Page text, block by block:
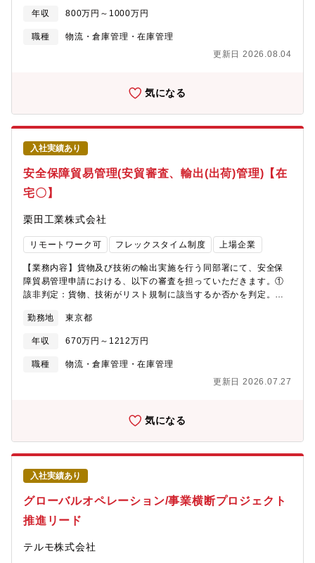
○2020年11月には社会・経済の変貌や価値観の急速な変化を見据
ました。従来の事業領域の枠を超えた「暮らしの豊かさ」「脱
CO2」「防災・減災」という社会課題の解決を目的とした成長事
産業と社会を支えていきます。
が多いです。フレックス勤務可能なため柔軟な働き方が可能です
残業状況：残業状況：20-30h 繁忙期：40h 【募集背景】事業拡
門が社内で担う機能とミッション】当社の販売物流管理部に所属
びその部品に関する、海外顧客向けの輸出手続きに至るまでの物
流管理全般、売上・仕入計上全般、在庫管理などの業務およびそ
の業務改善を主に担っていただきます。また、輸出手配を行うグ
ループと密接に関係しているため、輸出通関や輸出規制に関わる
知識も備えていただきます。【企業の魅力】 半導体市場はAI・デ
ータセンター・先端ロジック半導体への旺盛な投資を背景に、新
たな成長フェーズを迎えています。同社は世界トップクラス・国
内No.1の半導体製造装置メーカーであり、半導体製造工程におけ
る4つの連続工程（塗布・現像、エッチング、成膜、洗浄）に装置
術力を強みに高い収益性を維持しており、その利益を積極的に設
向上と企業成長を実現しています。また、「企業の成長は人、社
な評価制度、風通しの良い企業文化を大切にしています。2025年
実績（2025年3月期）売上高：2兆4,315億円（前期比+32.8%）
営業利益：6,973億円営業利益率：約28.7％過去最高業績を更新
し、AI・先端半導体需要を追い風にさらなる成長を継続。平均年
準。営業利益率は約**29％**と、日本の製造業平均（約5％前後）
み、国内外の投資家から高い評価を受ける企業として知られてい
なオペレーション体制の構築を担うポジションです。少人数組織
におけるプレイングマネージャーとして、自ら物流実務にも携わ
りながら、業務改善、SOP整備、在庫管理強化および継続的なオ
適化やSyteLineを活用した物流オペレーションへの移行、将来的
管理や在庫データ管理、業務ルール整備を通じて、物流とシステ
ムが連動する強固な物流基盤の構築をリードいただきます。【ミ
ッション】■物流業務の標準化・仕組み化■在庫管理、出荷、輸出
入業務の運用ルール確立■ERPを活用した効率的な物流オペレーシ
ョンの定着【具体的な業務内容】1. 物流オペレーション実務（50
－60%）■出荷手配・出荷指示■入出庫処理■在庫管理■配送手配、
進捗管理■輸出入・通関関連業務※物流オペレーション全体を担当
※SyteLineを用いた業務実行を前提とします。2. 業務改善・標準
化（30－40%）■出荷・在庫・輸出入プロセスの可視化■SOP（標
出庫・配送フローの標準化■各種改善プロジェクト推進3. マスター
データ・在庫管理基盤の構築および管理（10－20%）■在庫・出
荷データの維持管理■ERP上での進捗管理■課題抽出および改善提
ジャー1名、Operation Coordinator 9名、ロジスティクス担当1
名）【魅力】■物流実務だけでなく、業務改善・標準化にも挑戦で
きます。■ERP活用による業務改革の中心メンバーとして活躍でき
ます。■グローバル企業で輸出入を含む幅広い物流経験を積めま
■科学技術の発展を支えるやりがいのある仕事です。【働き方】■
メンツとは】■産業用・研究用の高度な技術ソリューションを開
発・製造し、グローバルに販売やサポートを展開しています。そ
当社の成長と成功の原動力となっています。■次世代半導体・次世
援しています。
年収 800万円～1000万円
職種
物流・倉庫管理・在庫管理
更新日 2026.08.04
気になる
入社実績あり
安全保障貿易管理(安貿審査、輸出(出荷)管理)【在
宅〇】
栗田工業株式会社
リモートワーク可 フレックスタイム制度 上場企業
【業務内容】貨物及び技術の輸出実施を行う同部署にて、安全保
障貿易管理申請における、以下の審査を担っていただきます。①
該非判定：貨物、技術がリスト規制に該当するか否かを判定。②
ような用途に使うのか（具体的な用途の確認）等のチェックを行
い、取引を進めて良いか否かを判断する。③出荷管理：貨物・技
術の出荷・提供前に、「同一性の確認」、「輸出許可証の有無の
確認」等、所要の手続きが済んでいるかを確認する。上記業務の
成、教育の実施等もご担当いただきます。EAR(米国輸出管理規
読解などがございます。【募集背景】グローバル化に伴う業務量
の増加への対応と定年社員嘱託雇用切り替えによる欠員補充【組
織構成】グループ経営管理本部 経営管理部門 法務部 安全保障貿
易管理課 メンバーは管理職合わせて5名(50～60代)【部署ミッシ
ョン】法務体制の機能としての一体的な取組みにより、安全保障
貿易管理への対応力を強化し、グループ全体でのリスクマネジメ
ントの実効性を高める。安貿審査申請プロセス遵守の徹底。【働
き方】・前年度の月平均残業時間：20時間 ・在宅頻度：原則週1
回出社、それ以外は柔軟に在宅活用が可能な風土の環境です（業
障貿易管理課での管理職への任用。■輸出管理部門への配属経験に
勤務地 東京都
年収 670万円～1212万円
職種
物流・倉庫管理・在庫管理
更新日 2026.07.27
気になる
入社実績あり
グローバルオペレーション/事業横断プロジェクト
推進リード
テルモ株式会社